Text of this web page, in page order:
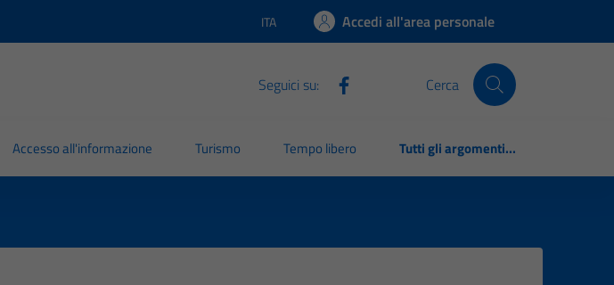
Lingua attiva:
ITA Accedi all'area personale
Seguici su: Cerca
Accesso all'informazione Turismo Tempo libero Tutti gli argomenti...